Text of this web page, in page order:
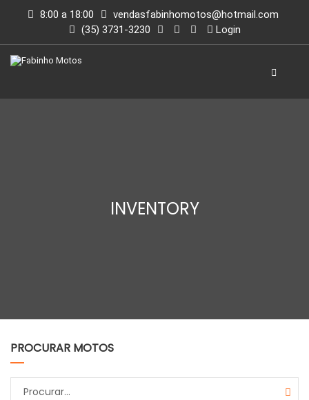
8:00 a 18:00
vendasfabinhomotos@hotmail.com
(35) 3731-3230
Login
INVENTORY
PROCURAR MOTOS